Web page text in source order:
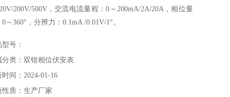
200V/500V，交流电流量程：0～200mA/2A/20A，相位量
～360°，分辨力：0.1mA /0.01V/1°。
号：
分类：双钳相位伏安表
时间：2024-01-16
性质：生产厂家